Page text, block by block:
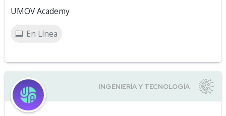
UMOV Academy
En Línea